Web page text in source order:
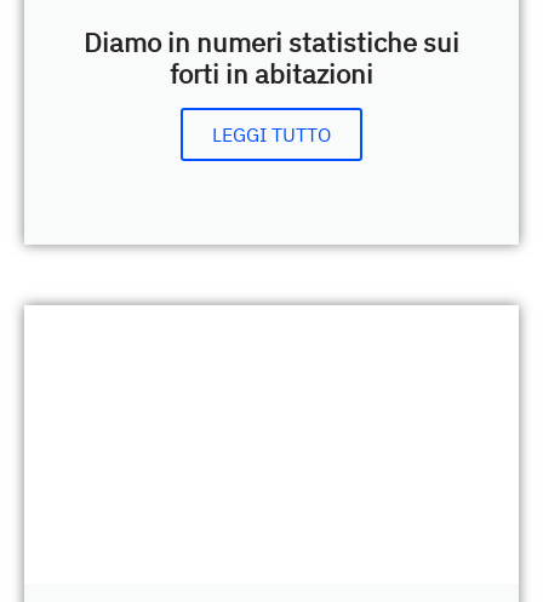
Diamo in numeri statistiche sui
forti in abitazioni
LEGGI TUTTO